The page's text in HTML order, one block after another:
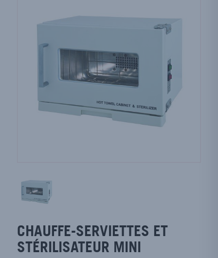
CHAUFFE-SERVIETTES ET
STÉRILISATEUR MINI